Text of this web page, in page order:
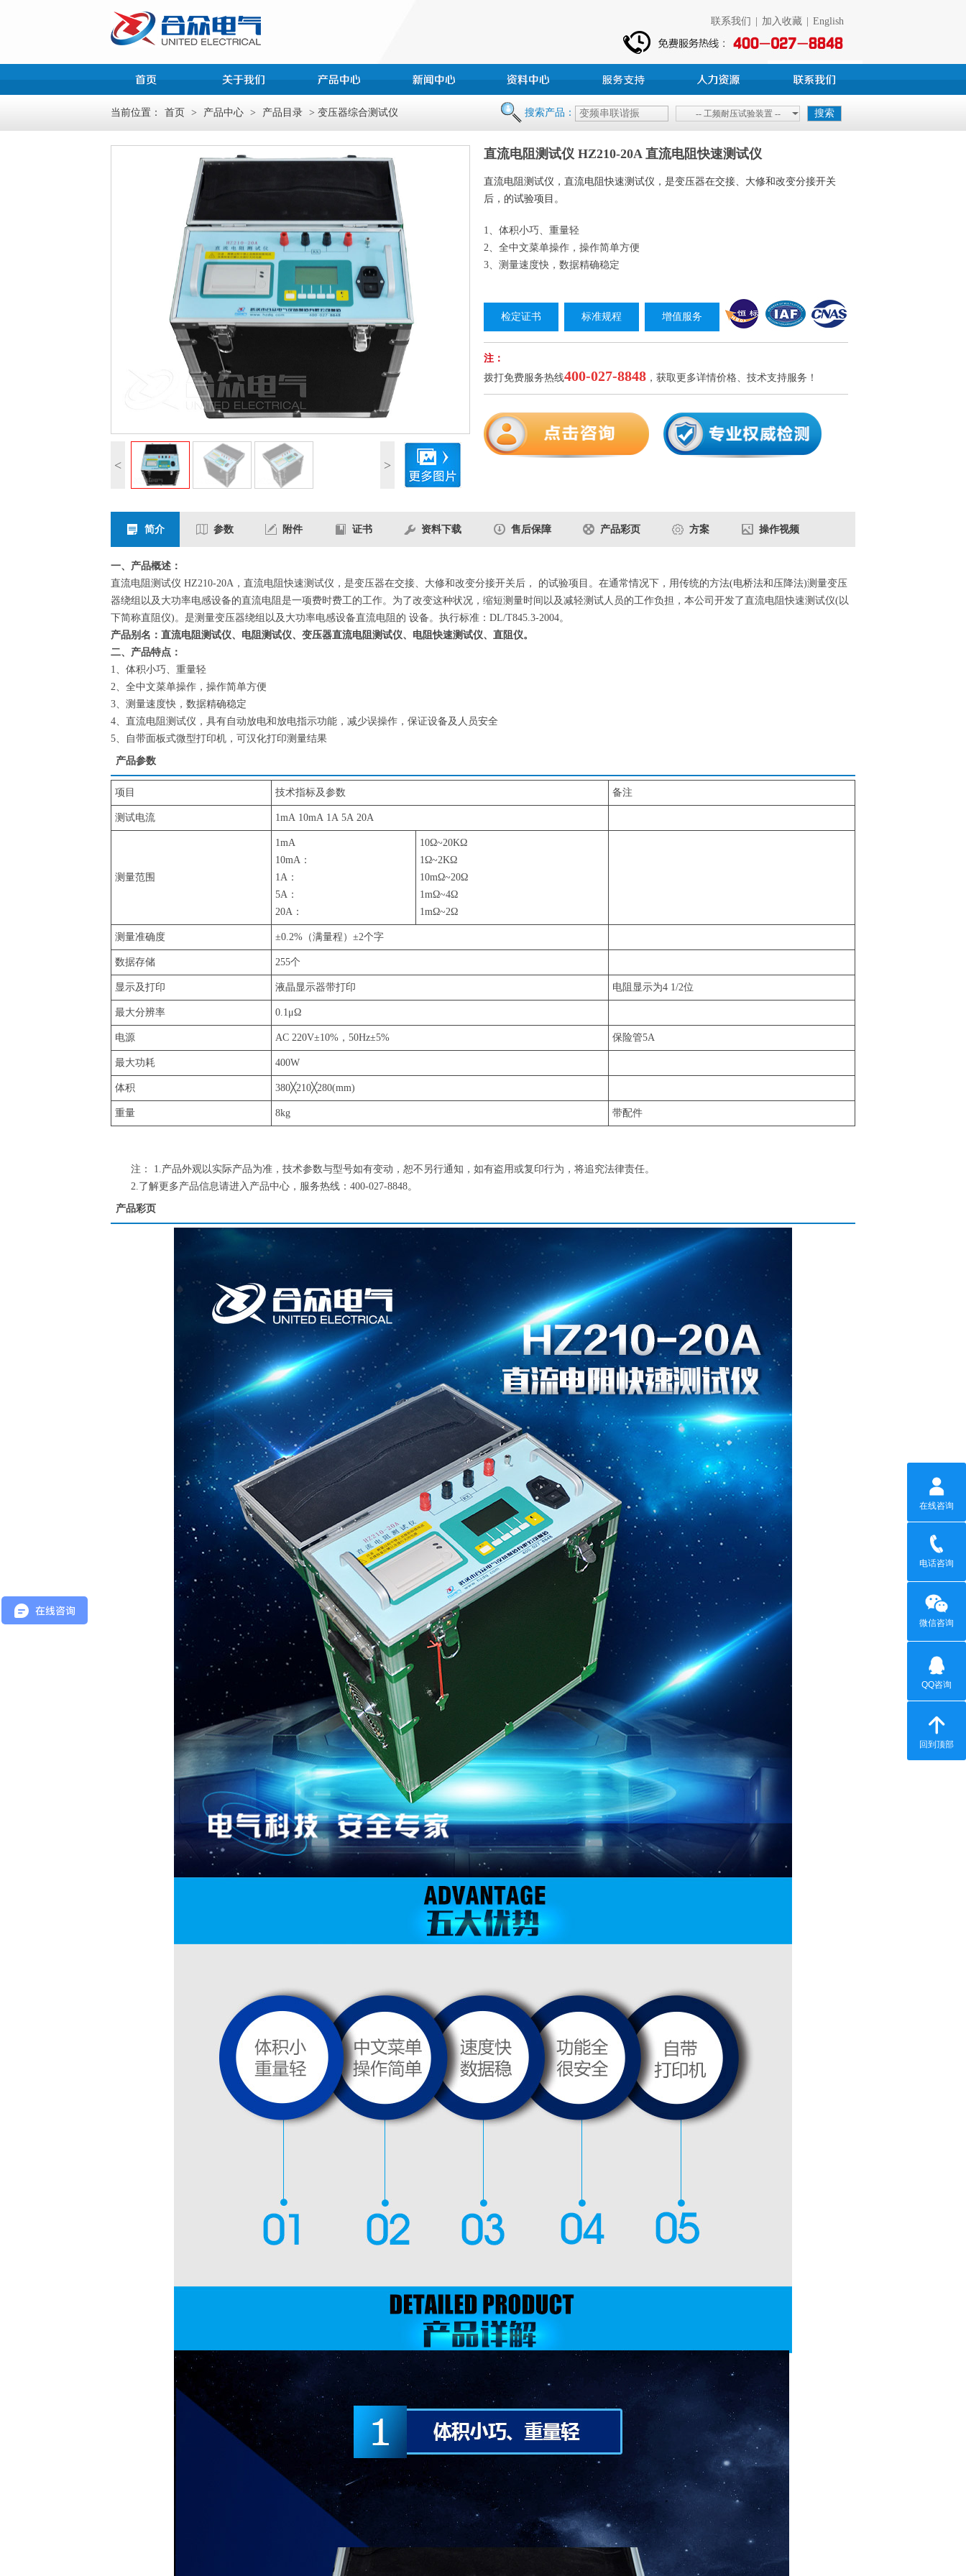
联系我们 加入收藏 English
当前位置： 首页 > 产品中心 > 产品目录 > 变压器综合测试仪 搜索产品： -- 工频耐压试验装置 --
< >
直流电阻测试仪 HZ210-20A 直流电阻快速测试仪
直流电阻测试仪，直流电阻快速测试仪，是变压器在交接、大修和改变分接开关
后，的试验项目。
1、体积小巧、重量轻
2、全中文菜单操作，操作简单方便
3、测量速度快，数据精确稳定
检定证书 标准规程 增值服务
注：
拨打免费服务热线400-027-8848 ，获取更多详情价格、技术支持服务！
简介 参数 附件 证书 资料下载 售后保障 产品彩页 方案 操作视频
一、产品概述：
直流电阻测试仪 HZ210-20A ，直流电阻快速测试仪，是变压器在交接、大修和改变分接开关后， 的试验项目。在通常情况下，用传统的方法(电桥法和压降法)测量变压
器绕组以及大功率电感设备的直流电阻是一项费时费工的工作。为了改变这种状况，缩短测量时间以及减轻测试人员的工作负担，本公司开发了直流电阻快速测试仪(以
下简称直阻仪)。是测量变压器绕组以及大功率电感设备直流电阻的 设备。执行标准：DL/T845.3-2004。
产品别名：直流电阻测试仪、 电阻测试仪、 变压器直流电阻测试仪、电阻快速测试仪、直阻仪。
二、产品特点：
1、体积小巧、重量轻
2、全中文菜单操作，操作简单方便
3、测量速度快，数据精确稳定
4、直流电阻测试仪，具有自动放电和放电指示功能，减少误操作，保证设备及人员安全
5、自带面板式微型打印机，可汉化打印测量结果
产品参数
项目 技术指标及参数 备注
测试电流 1mA 10mA 1A 5A 20A
测量范围
1mA
10mA：
1A：
5A：
20A：
10Ω~20KΩ
1Ω~2KΩ
10mΩ~20Ω
1mΩ~4Ω
1mΩ~2Ω
测量准确度 ±0.2%（满量程）±2个字
数据存储 255个
显示及打印 液晶显示器带打印 电阻显示为4 1/2位
最大分辨率 0.1μΩ
电源 AC 220V±10%，50Hz±5% 保险管5A
最大功耗 400W
体积 380╳210╳280(mm)
重量 8kg 带配件
注： 1.产品外观以实际产品为准，技术参数与型号如有变动，恕不另行通知，如有盗用或复印行为，将追究法律责任。
2.了解更多产品信息请进入产品中心，服务热线：400-027-8848。
产品彩页
在线咨询
电话咨询
微信咨询
QQ咨询
回到顶部